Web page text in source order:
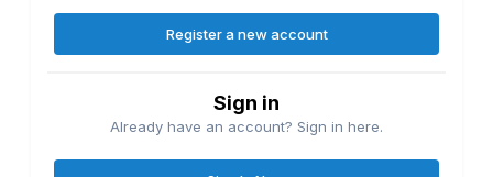
Register a new account
Sign in
Already have an account? Sign in here.